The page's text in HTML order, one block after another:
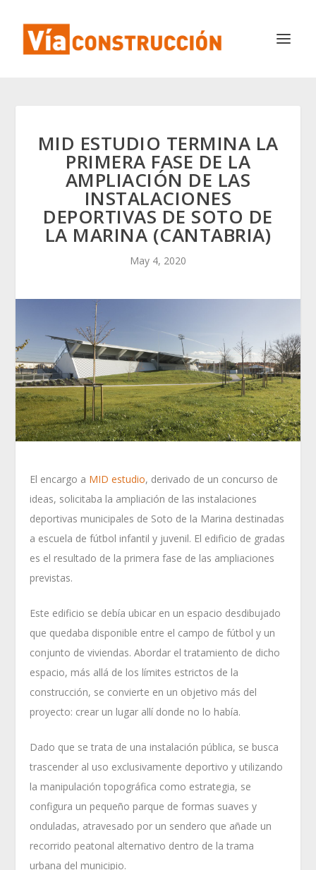
MID ESTUDIO TERMINA LA
PRIMERA FASE DE LA
AMPLIACIÓN DE LAS
INSTALACIONES
DEPORTIVAS DE SOTO DE
LA MARINA (CANTABRIA)
May 4, 2020
El encargo a MID estudio, derivado de un concurso de
ideas, solicitaba la ampliación de las instalaciones
deportivas municipales de Soto de la Marina destinadas
a escuela de fútbol infantil y juvenil. El edificio de gradas
es el resultado de la primera fase de las ampliaciones
previstas.
Este edificio se debía ubicar en un espacio desdibujado
que quedaba disponible entre el campo de fútbol y un
conjunto de viviendas. Abordar el tratamiento de dicho
espacio, más allá de los límites estrictos de la
construcción, se convierte en un objetivo más del
proyecto: crear un lugar allí donde no lo había.
Dado que se trata de una instalación pública, se busca
trascender al uso exclusivamente deportivo y utilizando
la manipulación topográfica como estrategia, se
configura un pequeño parque de formas suaves y
onduladas, atravesado por un sendero que añade un
recorrido peatonal alternativo dentro de la trama
urbana del municipio.